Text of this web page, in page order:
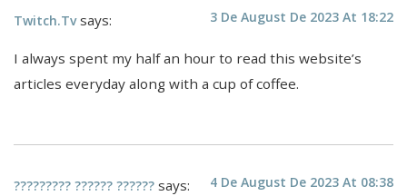
Twitch.tv says: 3 De August De 2023 At 18:22
I always spent my half an hour to read this website’s
articles everyday along with a cup of coffee.
????????? ?????? ?????? says: 4 De August De 2023 At 08:38